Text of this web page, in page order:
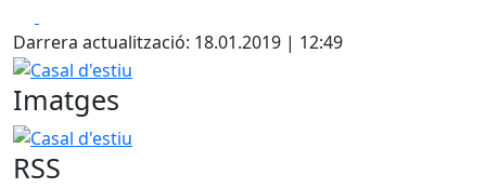
Darrera actualització: 18.01.2019 | 12:49
Casal d'estiu
Imatges
Casal d'estiu
RSS